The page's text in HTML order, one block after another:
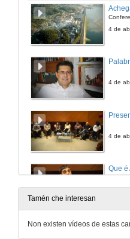
4 de
4 de
4 de
Que é
4 de
Que é
Tamén che interesan
Non existen vídeos de estas